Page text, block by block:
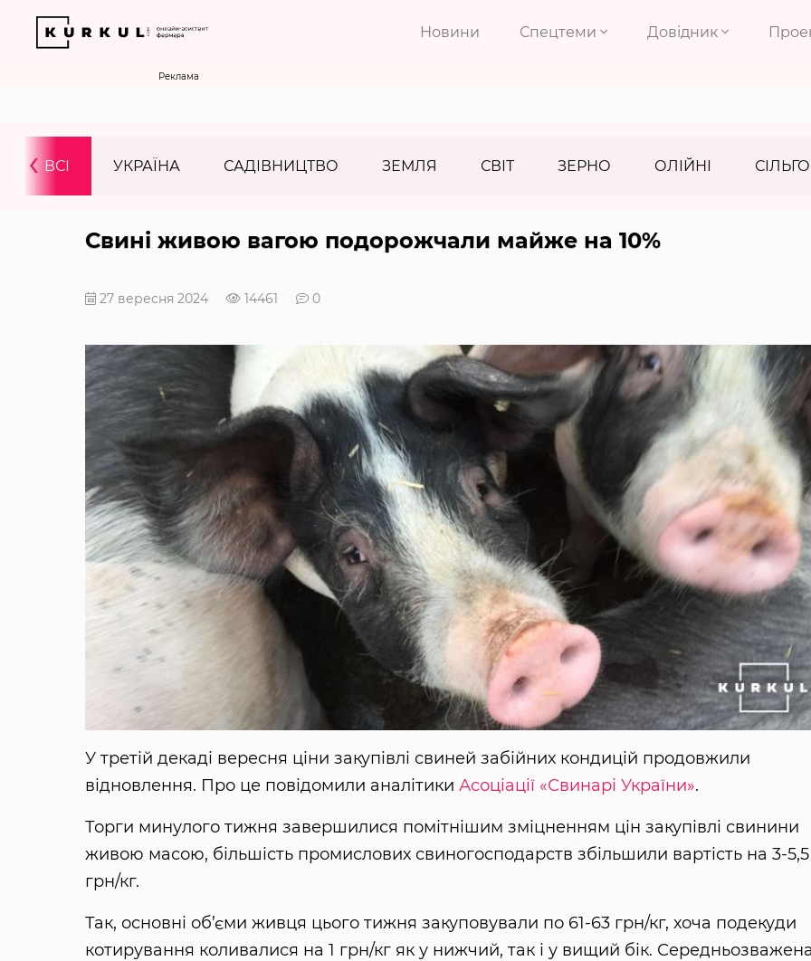
Новини Спецтеми Довідник
Реклама
ВСІ УКРАЇНА САДІВНИЦТВО ЗЕМЛЯ СВІТ ЗЕРНО ОЛІЙНІ
‹
Свині живою вагою подорожчали майже на 10%
27 вересня 2024 14461 0
У третій декаді вересня ціни закупівлі свиней забійних кондицій продовжили
відновлення. Про це повідомили аналітики Асоціації «Свинарі України».
Торги минулого тижня завершилися помітнішим зміцненням цін закупівлі свинини
живою масою, більшість промислових свиногосподарств збільшили вартість на 3-5,5
грн/кг.
Так, основні об’єми живця цього тижня закуповували по 61-63 грн/кг, хоча подекуди
котирування коливалися на 1 грн/кг як у нижчий, так і у вищий бік.